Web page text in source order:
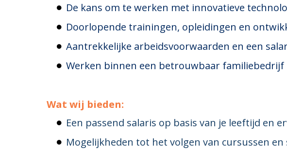
De kans om te werken met innovatieve
Doorlopende trainingen, opleidingen en
Aantrekkelijke arbeidsvoorwaarden en een
Werken binnen een betrouwbaar familiebedrijf
Wat wij bieden:
Een passend salaris op basis van je leeftijd en
Mogelijkheden tot het volgen van cursussen en